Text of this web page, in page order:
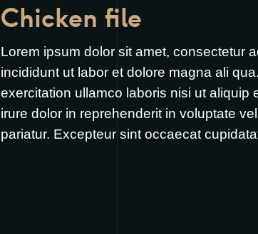
Chicken file
Lorem ipsum dolor sit amet, consectetur
incididunt ut labor et dolore magna ali
exercitation ullamco laboris nisi ut
irure dolor in reprehenderit in voluptate
pariatur. Excepteur sint occaecat